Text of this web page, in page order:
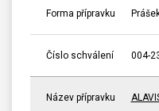
Forma přípravku
Číslo schválení 004-
Název přípravku